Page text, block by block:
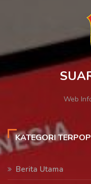
Web
KATEGORI
Berita Utama